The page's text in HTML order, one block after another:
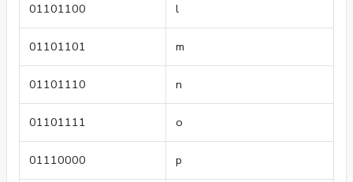
01101100 l
01101101 m
01101110 n
01101111 o
01110000 p